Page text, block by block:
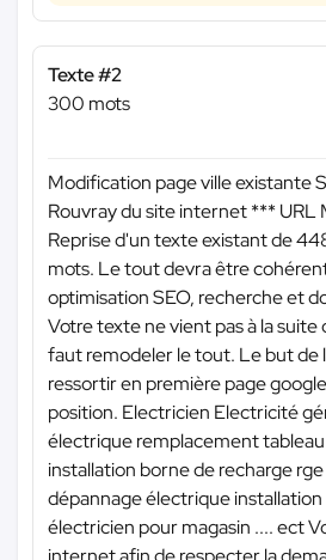
Texte #2
300 mots
Modification page ville existante
Rouvray du site internet*** URL
Reprise d'un texte existant de
mots. Le tout devra être
optimisation SEO, recherche et
Votre texte ne vient pas à la suite
faut remodeler le tout. Le but de
ressortir en première page
position. Electricien Electricité
électrique remplacement
installation borne de recharge
dépannage électrique installation
électricien pour magasin .... ect